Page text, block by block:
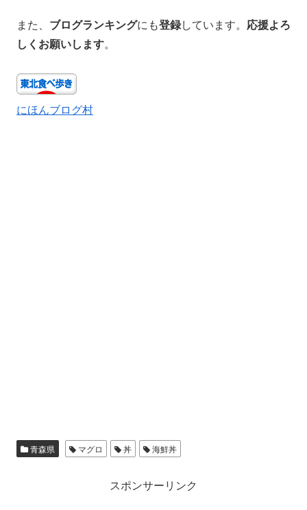
また、 ブログランキングにも登録しています。 応援よろ
しくお願いします。
にほんブログ村
青森県 マグロ 丼 海鮮丼
スポンサーリンク